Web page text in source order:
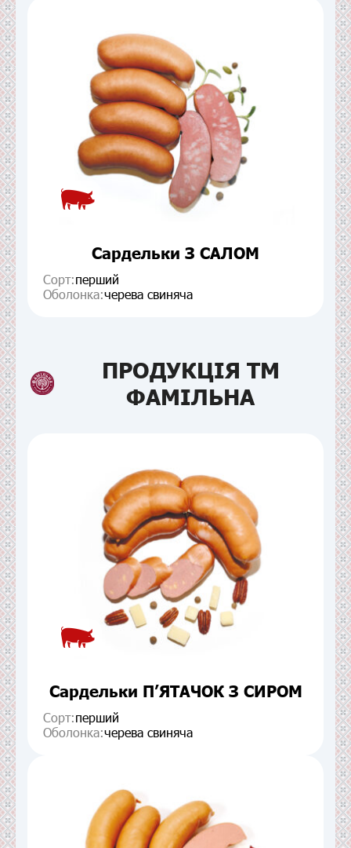
Сардельки З САЛОМ
Сорт:перший
Оболонка:черева свиняча
ПРОДУКЦІЯ ТМ
ФАМІЛЬНА
Сардельки П’ЯТАЧОК З СИРОМ
Сорт:перший
Оболонка:черева свиняча